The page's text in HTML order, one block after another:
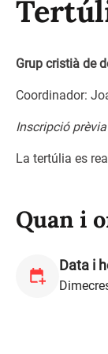
Grup cristià de
Coordinador:
Inscripció
La tertúlia es
Quan i
Data i